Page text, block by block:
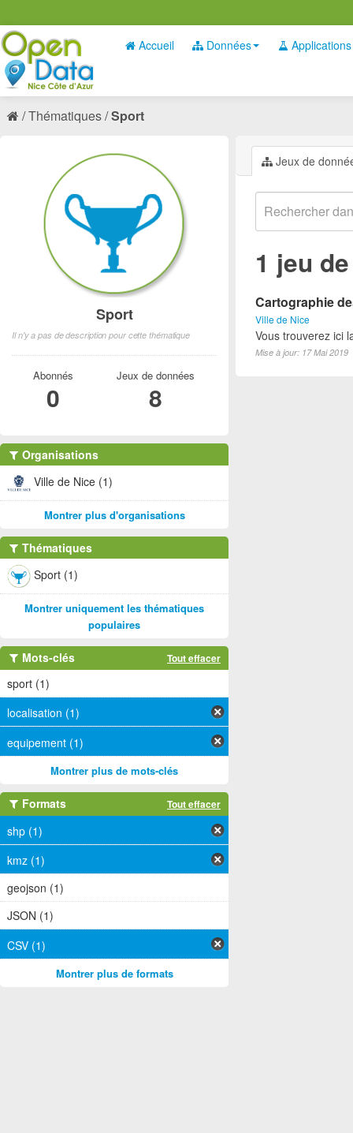
Accueil Données Applications
Thématiques Sport
Jeux de
1 jeu
Cartographie
Ville de Nice
Vous trouverez ici
Mise à jour: 17 Mai 2019
Sport
Il n'y a pas de description pour cette thématique
Abonnés
0
Jeux de données
8
Organisations
Ville de Nice (1)
Montrer plus d'organisations
Thématiques
Sport (1)
Montrer uniquement les thématiques
populaires
Mots-clés Tout effacer
sport (1)
localisation (1)
equipement (1)
Montrer plus de mots-clés
Formats Tout effacer
shp (1)
kmz (1)
geojson (1)
JSON (1)
CSV (1)
Montrer plus de formats